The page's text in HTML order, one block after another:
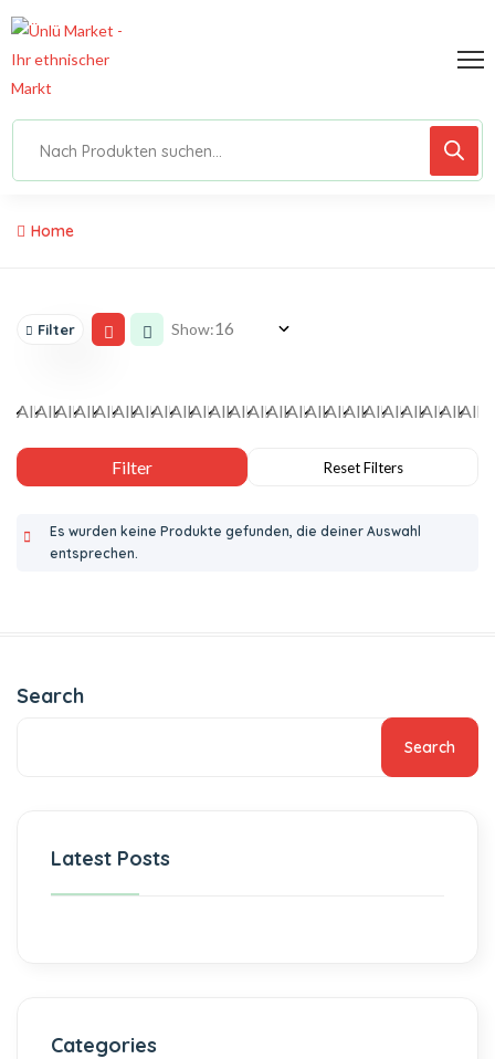
Home
Filter Show:
Es wurden keine Produkte gefunden, die deiner Auswahl
entsprechen.
Search
Search
Latest Posts
Categories